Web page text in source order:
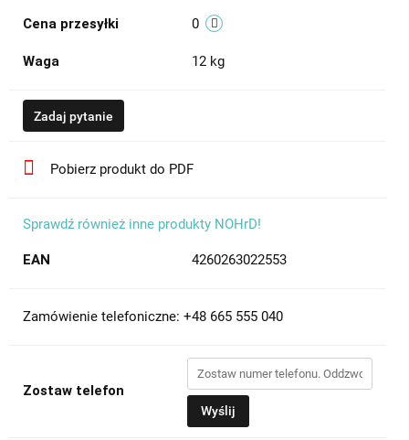
Cena przesyłki 0
Waga 12 kg
Zadaj pytanie
Pobierz produkt do PDF
Sprawdź również inne produkty NOHrD!
EAN 4260263022553
Zamówienie telefoniczne: +48 665 555 040
Zostaw telefon
Wyślij